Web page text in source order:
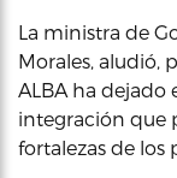
La ministra de
Morales, aludió,
ALBA ha dejado
integración que
fortalezas de los